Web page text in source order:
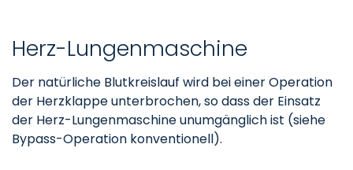
Herz-Lungenmaschine
Der natürliche Blutkreislauf wird bei einer Operation
der Herzklappe unterbrochen, so dass der Einsatz
der Herz-Lungenmaschine unumgänglich ist (siehe
Bypass-Operation konventionell).